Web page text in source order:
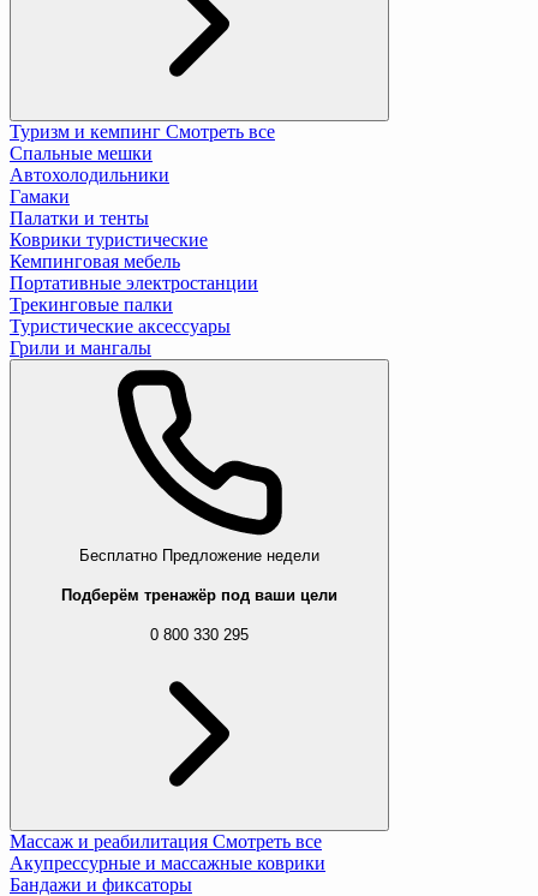
Туризм и кемпинг Смотреть все
Спальные мешки
Автохолодильники
Гамаки
Палатки и тенты
Коврики туристические
Кемпинговая мебель
Портативные электростанции
Трекинговые палки
Туристические аксессуары
Грили и мангалы
Бесплатно Предложение недели
Подберём тренажёр под ваши цели
0 800 330 295
Массаж и реабилитация Смотреть все
Акупрессурные и массажные коврики
Бандажи и фиксаторы